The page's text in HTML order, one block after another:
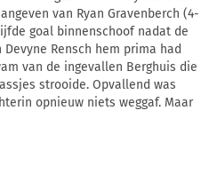
van Ryan Gravenberch (4-
goal binnenschoof nadat de
Rensch hem prima had
van de ingevallen Berghuis die
strooide. Opvallend was
opnieuw niets weggaf. Maar